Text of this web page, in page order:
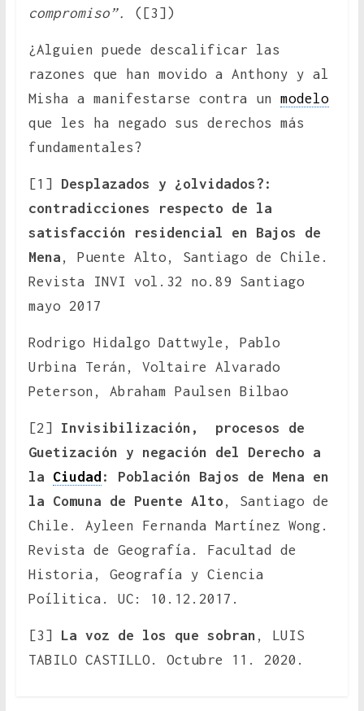
compromiso”.
([3])
¿Alguien puede descalificar las
razones que han movido a Anthony y al
Misha a manifestarse contra un modelo
que les ha negado sus derechos más
fundamentales?
[1] Desplazados y ¿olvidados?:
contradicciones respecto de la
satisfacción residencial en Bajos de
Mena , Puente Alto, Santiago de Chile.
Revista INVI vol.32 no.89 Santiago
mayo 2017
Rodrigo Hidalgo Dattwyle, Pablo
Urbina Terán, Voltaire Alvarado
Peterson, Abraham Paulsen Bilbao
[2] Invisibilización, procesos de
Guetización y negación del Derecho a
la Ciudad : Población Bajos de Mena en
la Comuna de Puente Alto , Santiago de
Chile. Ayleen Fernanda Martínez Wong.
Revista de Geografía. Facultad de
Historia, Geografía y Ciencia
Poílitica. UC: 10.12.2017.
[3] La voz de los que sobran , LUIS
TABILO CASTILLO. Octubre 11. 2020.